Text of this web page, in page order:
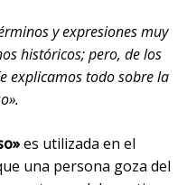
y expresiones muy
históricos; pero, de los
explicamos todo sobre la
es utilizada en el
una persona goza del